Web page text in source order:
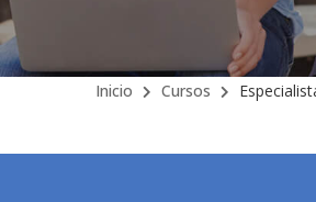
Inicio Cursos